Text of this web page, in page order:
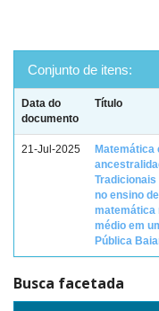
Conjunto de itens:
Data do
documento
Título
21-Jul-2025
Matemática
no ensino de
matemática
médio em
Pública
Busca facetada